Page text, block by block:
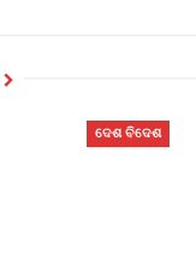
ଦେଶ ବିଦେଶ